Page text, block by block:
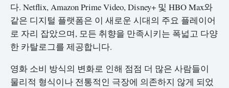
다. Netflix, Amazon Prime Video, Disney+ 및 HBO Max와
같은 디지털 플랫폼은 이 새로운 시대의 주요 플레이어
로 자리 잡았으며, 모든 취향을 만족시키는 폭넓고 다양
한 카탈로그를 제공합니다.
영화 소비 방식의 변화로 인해 점점 더 많은 사람들이
물리적 형식이나 전통적인 극장에 의존하지 않게 되었